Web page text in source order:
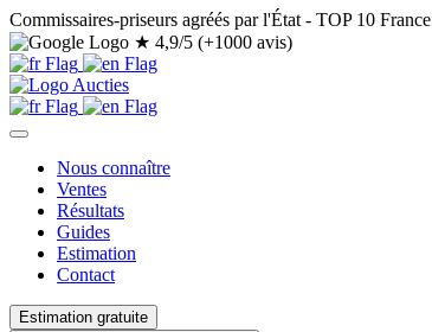
Commissaires-priseurs agréés par l'État - TOP 10 France
★ 4,9/5 (+1000 avis)
Nous connaître
Ventes
Résultats
Guides
Estimation
Contact
Estimation gratuite